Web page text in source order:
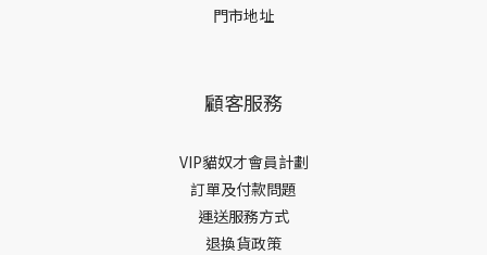
門市地址
顧客服務
VIP貓奴才會員計劃
訂單及付款問題
運送服務方式
退換貨政策